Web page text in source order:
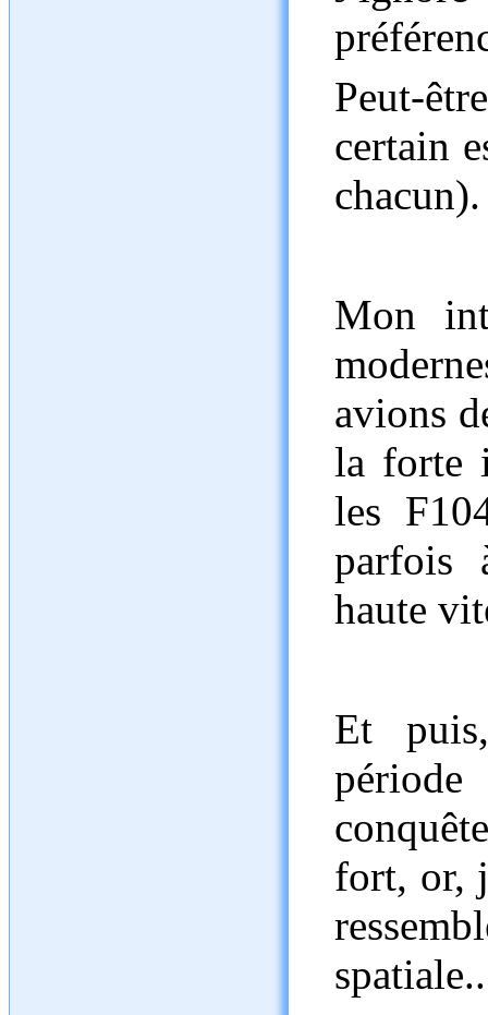
Peut-
certain
chacun).
Mon
avions
la forte
les
parfois
haute
Et
fort, or,
spatiale..